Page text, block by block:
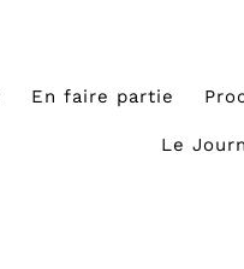
En faire partie
Le